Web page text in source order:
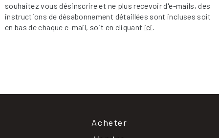
souhaitez vous désinscrire et ne plus recevoir d'e-mails, des
instructions de désabonnement détaillées sont incluses soit
en bas de chaque e-mail, soit en cliquant ici.
Acheter